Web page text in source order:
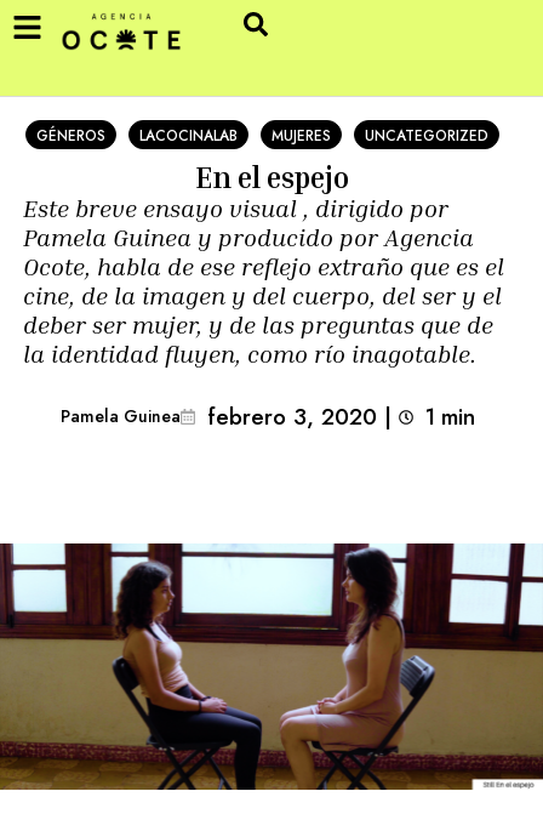
GÉNEROS LACOCINALAB MUJERES UNCATEGORIZED
En el espejo
Este breve ensayo visual , dirigido por
Pamela Guinea y producido por Agencia
Ocote, habla de ese reflejo extraño que es el
cine, de la imagen y del cuerpo, del ser y el
deber ser mujer, y de las preguntas que de
la identidad fluyen, como río inagotable.
Pamela Guinea febrero 3, 2020 | 1 min